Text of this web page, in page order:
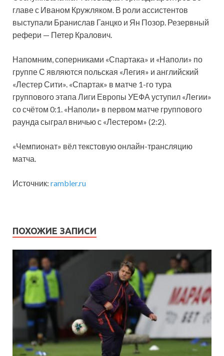
главе с Иваном Кружляком. В роли ассистентов
выступали Бранислав Ганцко и Ян Позор. Резервный
рефери — Петер Кралович.
Напомним, соперниками «Спартака» и «Наполи» по
группе С являются польская «Легия» и английский
«Лестер Сити». «Спартак» в матче 1-го тура
группового этапа Лиги Европы УЕФА уступил «Легии»
со счётом 0:1. «Наполи» в первом матче группового
раунда сыграл вничью с «Лестером» (2:2).
«Чемпионат» вёл текстовую онлайн-трансляцию
матча.
Источник: rambler.ru
ПОХОЖИЕ ЗАПИСИ